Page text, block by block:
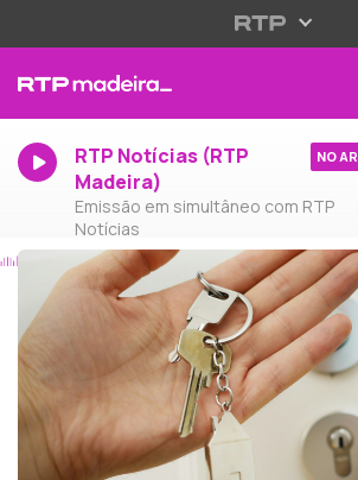
RTP Notícias (RTP
Madeira)
Emissão em simultâneo com RTP
Notícias
NO AR